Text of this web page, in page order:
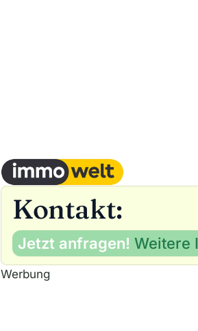
Kontakt:
Jetzt anfragen! Weitere
Werbung